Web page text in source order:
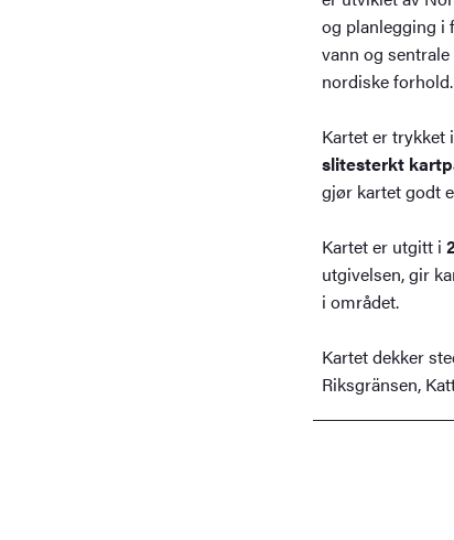
og planlegging i
vann og
nordiske forhold.
Kartet er trykket
slitesterkt
gjør kartet godt
Kartet er utgitt i
utgivelsen, gir
i området.
Kartet dekker
Riksgränsen,